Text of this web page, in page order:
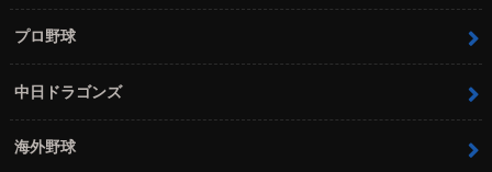
プロ野球
中日ドラゴンズ
海外野球